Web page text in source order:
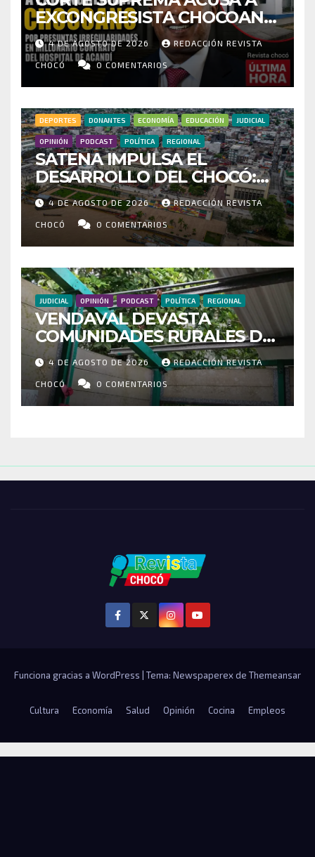
EXCONGRESISTA CHOCOANO
POR PRESUNTAS
IRREGULARIDADES EN
MILLONARIO CONTRATO DEL
HOSPITAL DE ACANDÍ
4 DE AGOSTO DE 2026 REDACCIÓN REVISTA
CHOCÓ 0 COMENTARIOS
DEPORTES DONANTES ECONOMÍA EDUCACIÓN JUDICIAL
OPINIÓN PODCAST POLÍTICA REGIONAL
SATENA IMPULSA EL
DESARROLLO DEL CHOCÓ:
MÁS DE 35 MIL PASAJEROS
MOVILIZADOS Y NUEVAS
RUTAS FORTALECEN LA
CONECTIVIDAD
4 DE AGOSTO DE 2026 REDACCIÓN REVISTA
CHOCÓ 0 COMENTARIOS
JUDICIAL OPINIÓN PODCAST POLÍTICA REGIONAL
VENDAVAL DEVASTA
COMUNIDADES RURALES DE
RIOSUCIO: ESCUELAS,
VIVIENDAS Y CEMENTERIO
ENTRE LOS AFECTADOS
4 DE AGOSTO DE 2026 REDACCIÓN REVISTA
CHOCÓ 0 COMENTARIOS
Funciona gracias a WordPress Tema: Newspaperex de Themeansar
Cultura Economía Salud Opinión Cocina Empleos